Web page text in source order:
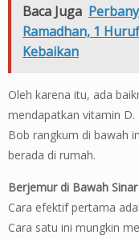
Baca Juga
Ramadhan, 1
Kebaikan
Oleh karena itu, ada
mendapatkan vitamin
Bob rangkum di bawah
berada di rumah.
Berjemur di Bawah
Cara efektif pertama
Cara satu ini mungkin